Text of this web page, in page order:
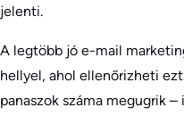
jelenti.
A legtöbb jó e-mail
hellyel, ahol ellenőrizheti
panaszok száma megugrik